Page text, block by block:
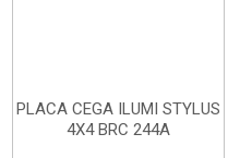
PLACA CEGA ILUMI STYLUS
4X4 BRC 244A